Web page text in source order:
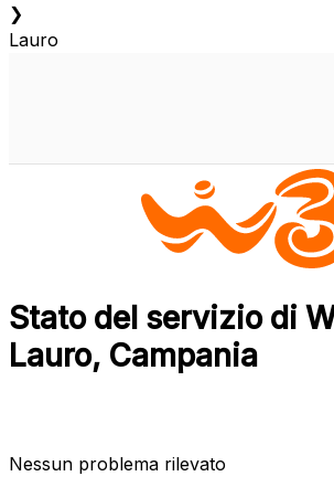
❯
Lauro
Stato del servizio di
Lauro, Campania
Nessun problema rilevato